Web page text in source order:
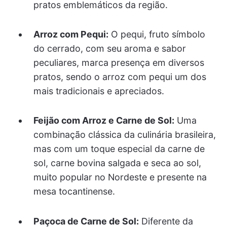
pratos emblemáticos da região.
Arroz com Pequi: O pequi, fruto símbolo
do cerrado, com seu aroma e sabor
peculiares, marca presença em diversos
pratos, sendo o arroz com pequi um dos
mais tradicionais e apreciados.
Feijão com Arroz e Carne de Sol: Uma
combinação clássica da culinária brasileira,
mas com um toque especial da carne de
sol, carne bovina salgada e seca ao sol,
muito popular no Nordeste e presente na
mesa tocantinense.
Paçoca de Carne de Sol: Diferente da